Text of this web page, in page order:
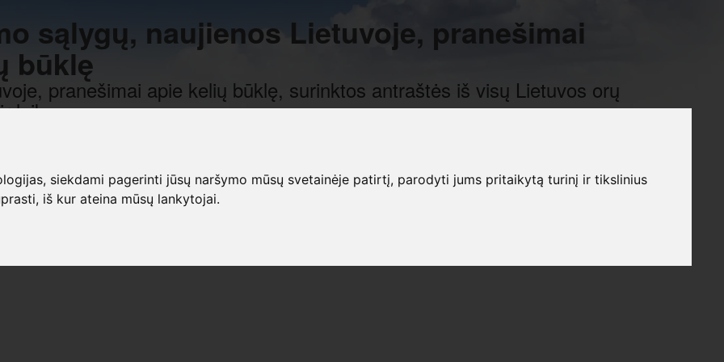
siekdami pagerinti jūsų naršymo mūsų svetainėje patirtį, parodyti jums pritaikytą turinį ir tikslinius
iš kur ateina mūsų lankytojai.
sąlygų, naujienos Lietuvoje, pranešimai
būklę
pranešimai apie kelių būklę, surinktos antraštės iš visų Lietuvos orų
laiką.